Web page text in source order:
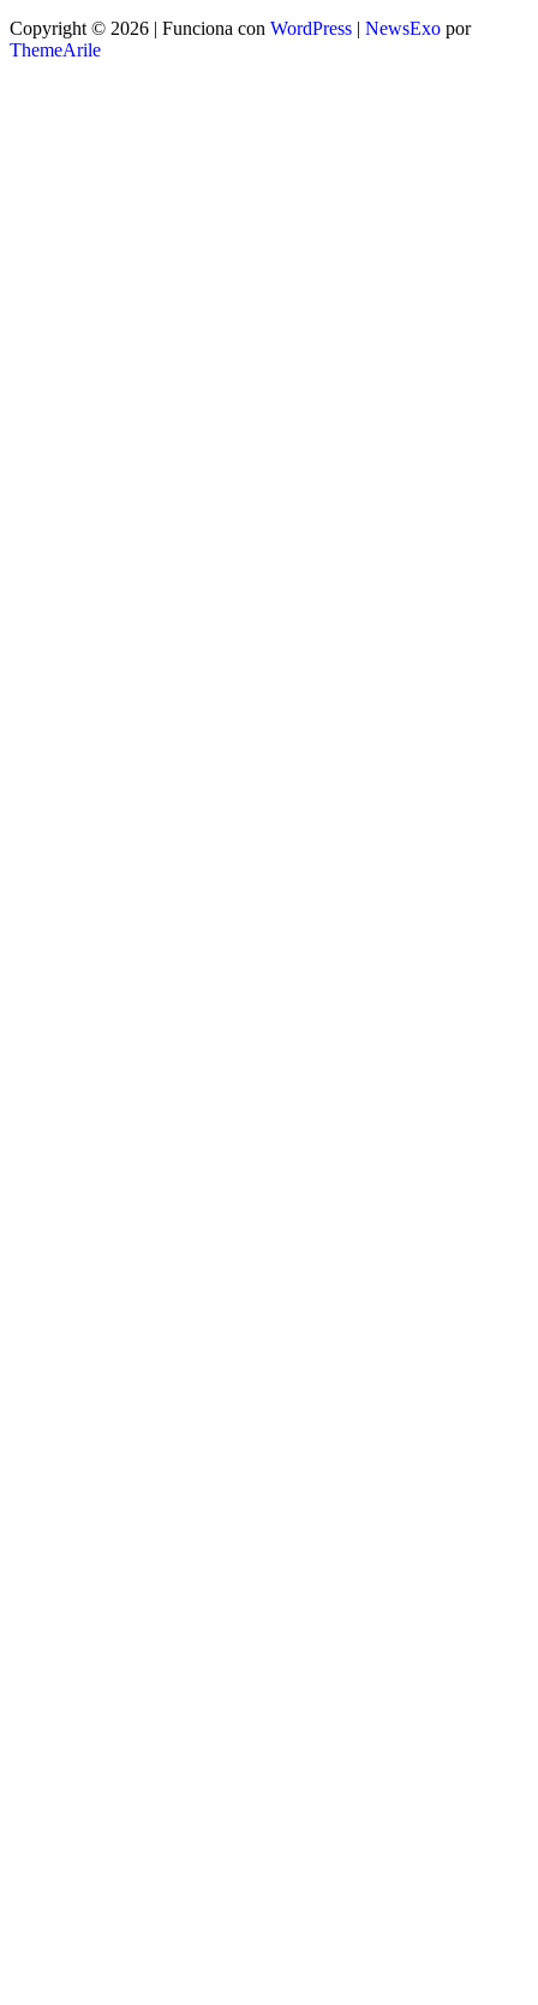
Copyright © 2026 | Funciona con WordPress | NewsExo por
ThemeArile